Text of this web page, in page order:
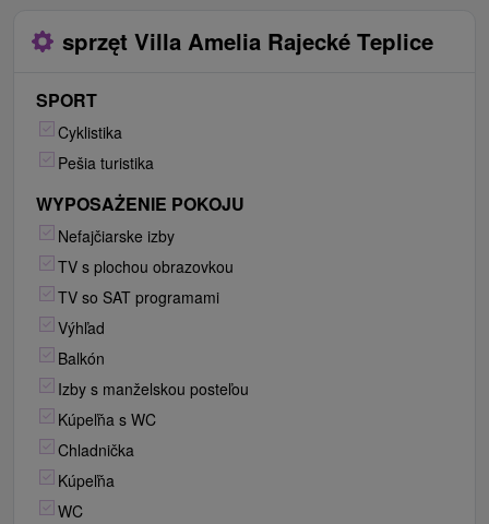
sprzęt Villa Amelia Rajecké Teplice
SPORT
Cyklistika
Pešia turistika
WYPOSAŻENIE POKOJU
Nefajčiarske izby
TV s plochou obrazovkou
TV so SAT programami
Výhľad
Balkón
Izby s manželskou posteľou
Kúpeľňa s WC
Chladnička
Kúpeľňa
WC